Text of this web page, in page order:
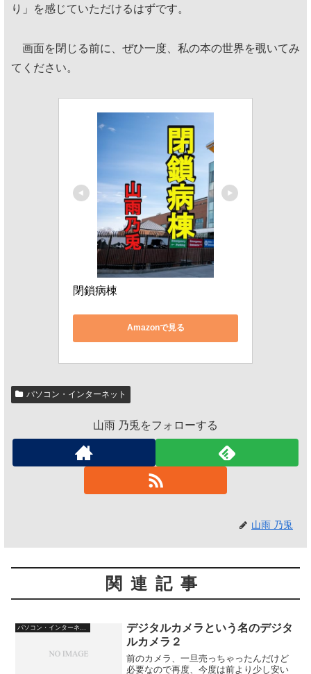
り」を感じていただけるはずです。
画面を閉じる前に、ぜひ一度、私の本の世界を覗いてみ
てください。
閉鎖病棟
Amazonで見る
パソコン・インターネット
山雨 乃兎をフォローする
山雨 乃兎
関連記事
デジタルカメラという名のデジタ
ルカメラ２
前のカメラ、一旦売っちゃったんだけど
必要なので再度、今度は前より少し安い